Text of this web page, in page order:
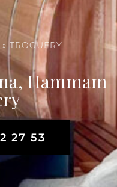
»TROGUERY
Hammam
27 53